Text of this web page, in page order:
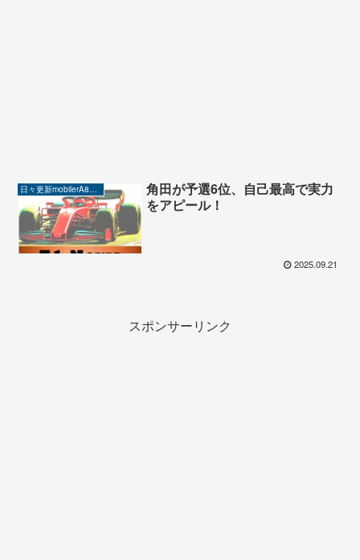
日々更新mobilerA8（Yahoo!ニュースを毎日ウォッチ）
角田が予選6位、自己最高で実力
をアピール！
2025.09.21
スポンサーリンク